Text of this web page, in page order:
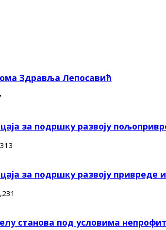
Здравља Лепосавић
за подршку развоју
за подршку развоју
станова под условима